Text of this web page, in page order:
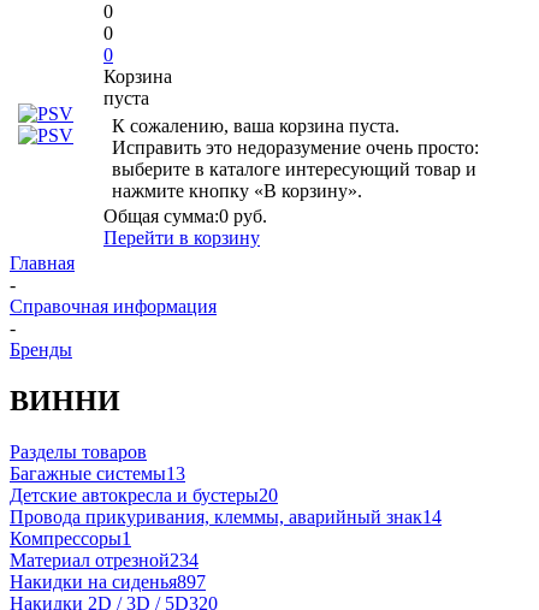
0
0
0
Корзина
пуста
К сожалению, ваша корзина пуста.
Исправить это недоразумение очень просто:
выберите в каталоге интересующий товар и
нажмите кнопку «В корзину».
Общая сумма:0 руб.
Перейти в корзину
Главная
-
Справочная информация
-
Бренды
ВИННИ
Разделы товаров
Багажные системы13
Детские автокресла и бустеры20
Провода прикуривания, клеммы, аварийный знак14
Компрессоры1
Материал отрезной234
Накидки на сиденья897
Накидки 2D / 3D / 5D320